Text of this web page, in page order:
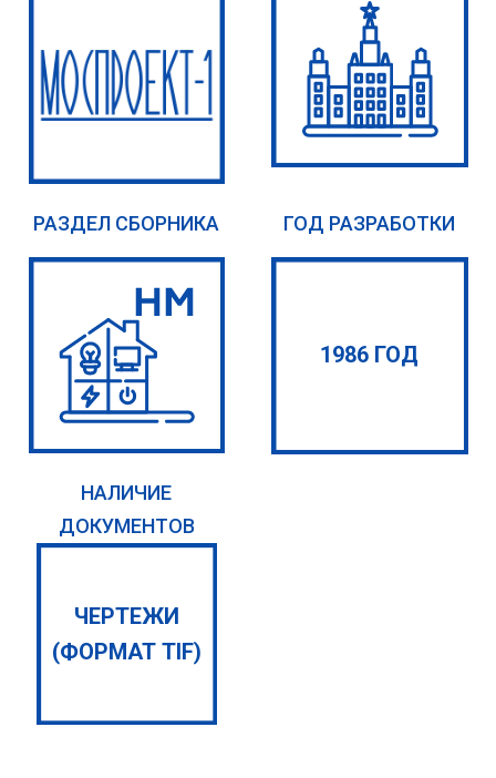
РАЗДЕЛ СБОРНИКА ГОД РАЗРАБОТКИ
1986 ГОД
НАЛИЧИЕ
ДОКУМЕНТОВ
ЧЕРТЕЖИ
(ФОРМАТ TIF)